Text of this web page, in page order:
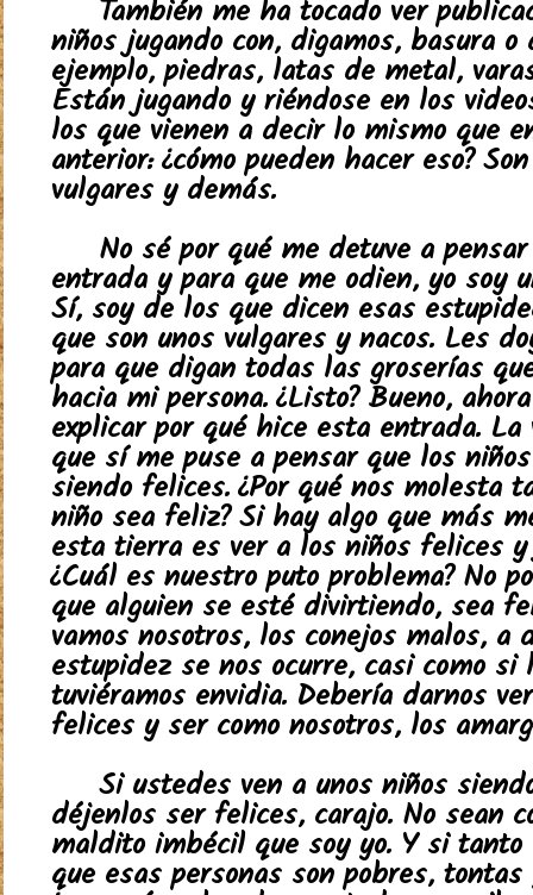
También me ha tocado ver
niños jugando con, digamos, basura o
ejemplo, piedras, latas de metal,
Están jugando y riéndose en los
los que vienen a decir lo mismo que
anterior: ¿cómo pueden hacer eso?
vulgares y demás.
No sé por qué me detuve a
entrada y para que me odien, yo soy
Sí, soy de los que dicen esas
que son unos vulgares y nacos. Les
para que digan todas las groserías
hacia mi persona. ¿Listo? Bueno,
explicar por qué hice esta entrada. La
que sí me puse a pensar que los
siendo felices. ¿Por qué nos molesta
niño sea feliz? Si hay algo que más
esta tierra es ver a los niños felices y
¿Cuál es nuestro puto problema? No
que alguien se esté divirtiendo, sea
vamos nosotros, los conejos malos, a
estupidez se nos ocurre, casi como si
tuviéramos envidia. Debería darnos
felices y ser como nosotros, los
Si ustedes ven a unos niños
déjenlos ser felices, carajo. No sean
maldito imbécil que soy yo. Y si tanto
que esas personas son pobres,